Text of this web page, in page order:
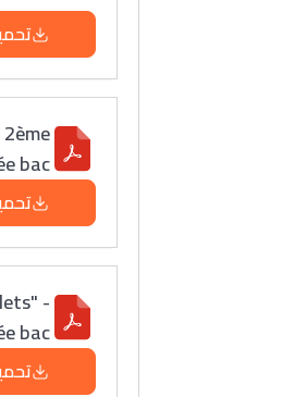
bac
-
bac